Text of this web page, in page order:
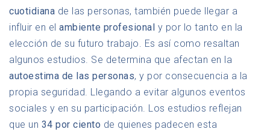
cuotidiana de las personas, también puede llegar a
influir en el ambiente profesional y por lo tanto en la
elección de su futuro trabajo. Es así como resaltan
algunos estudios. Se determina que afectan en la
autoestima de las personas, y por consecuencia a la
propia seguridad. Llegando a evitar algunos eventos
sociales y en su participación. Los estudios reflejan
que un 34 por ciento de quienes padecen esta